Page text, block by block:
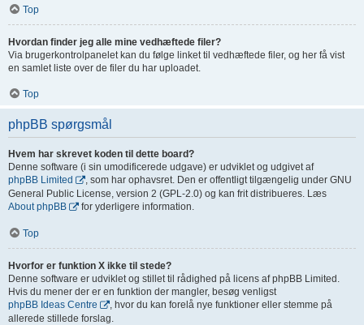
Top
Hvordan finder jeg alle mine vedhæftede filer?
Via brugerkontrolpanelet kan du følge linket til vedhæftede filer, og her få vist
en samlet liste over de filer du har uploadet.
Top
phpBB spørgsmål
Hvem har skrevet koden til dette board?
Denne software (i sin umodificerede udgave) er udviklet og udgivet af
phpBB Limited
, som har ophavsret. Den er offentligt tilgængelig under GNU
General Public License, version 2 (GPL-2.0) og kan frit distribueres. Læs
About phpBB
for yderligere information.
Top
Hvorfor er funktion X ikke til stede?
Denne software er udviklet og stillet til rådighed på licens af phpBB Limited.
Hvis du mener der er en funktion der mangler, besøg venligst
phpBB Ideas Centre
, hvor du kan forelå nye funktioner eller stemme på
allerede stillede forslag.